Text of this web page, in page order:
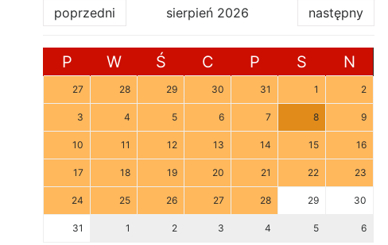
poprzedni sierpień 2026 następny
P W Ś C P S N
27 28 29 30 31 1 2
3 4 5 6 7 8 9
10 11 12 13 14 15 16
17 18 19 20 21 22 23
24 25 26 27 28 29 30
31 1 2 3 4 5 6